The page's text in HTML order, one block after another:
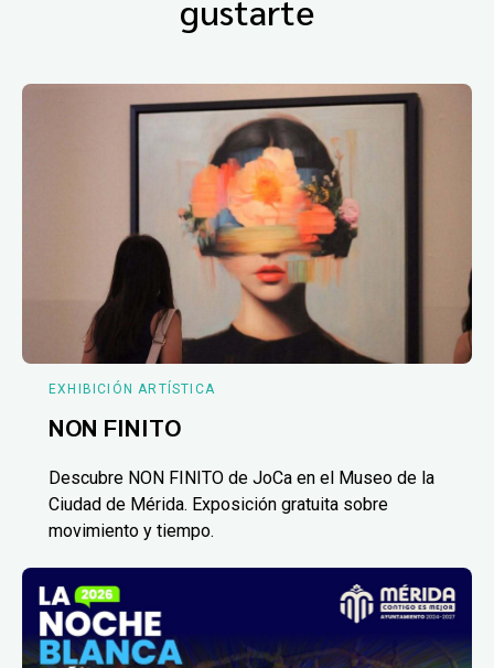
gustarte
EXHIBICIÓN ARTÍSTICA
NON FINITO
Descubre NON FINITO de JoCa en el Museo de la
Ciudad de Mérida. Exposición gratuita sobre
movimiento y tiempo.